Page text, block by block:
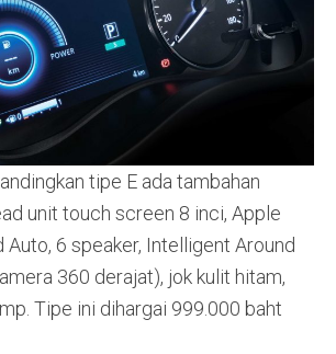
tipe E ada tambahan
unit touch screen 8 inci, Apple
Auto, 6 speaker, Intelligent Around
360 derajat), jok kulit hitam,
Tipe ini dihargai 999.000 baht